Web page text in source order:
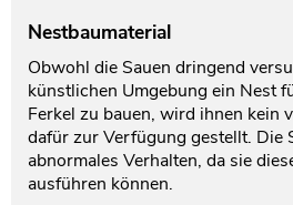
Nestbaumaterial
Obwohl die Sauen dringend
künstlichen Umgebung ein Nest
Ferkel zu bauen, wird ihnen kein
dafür zur Verfügung gestellt. Die
abnormales Verhalten, da sie
ausführen können.